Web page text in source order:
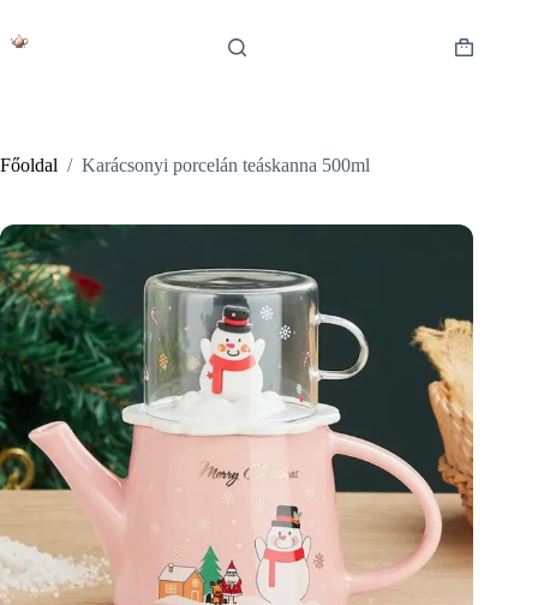
content
Shopping
Főoldal / Karácsonyi porcelán teáskanna 500ml